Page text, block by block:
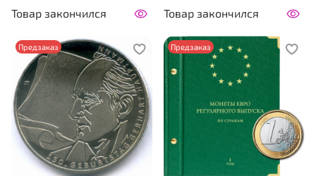
Товар закончился Товар закончился
Предзаказ Предзаказ